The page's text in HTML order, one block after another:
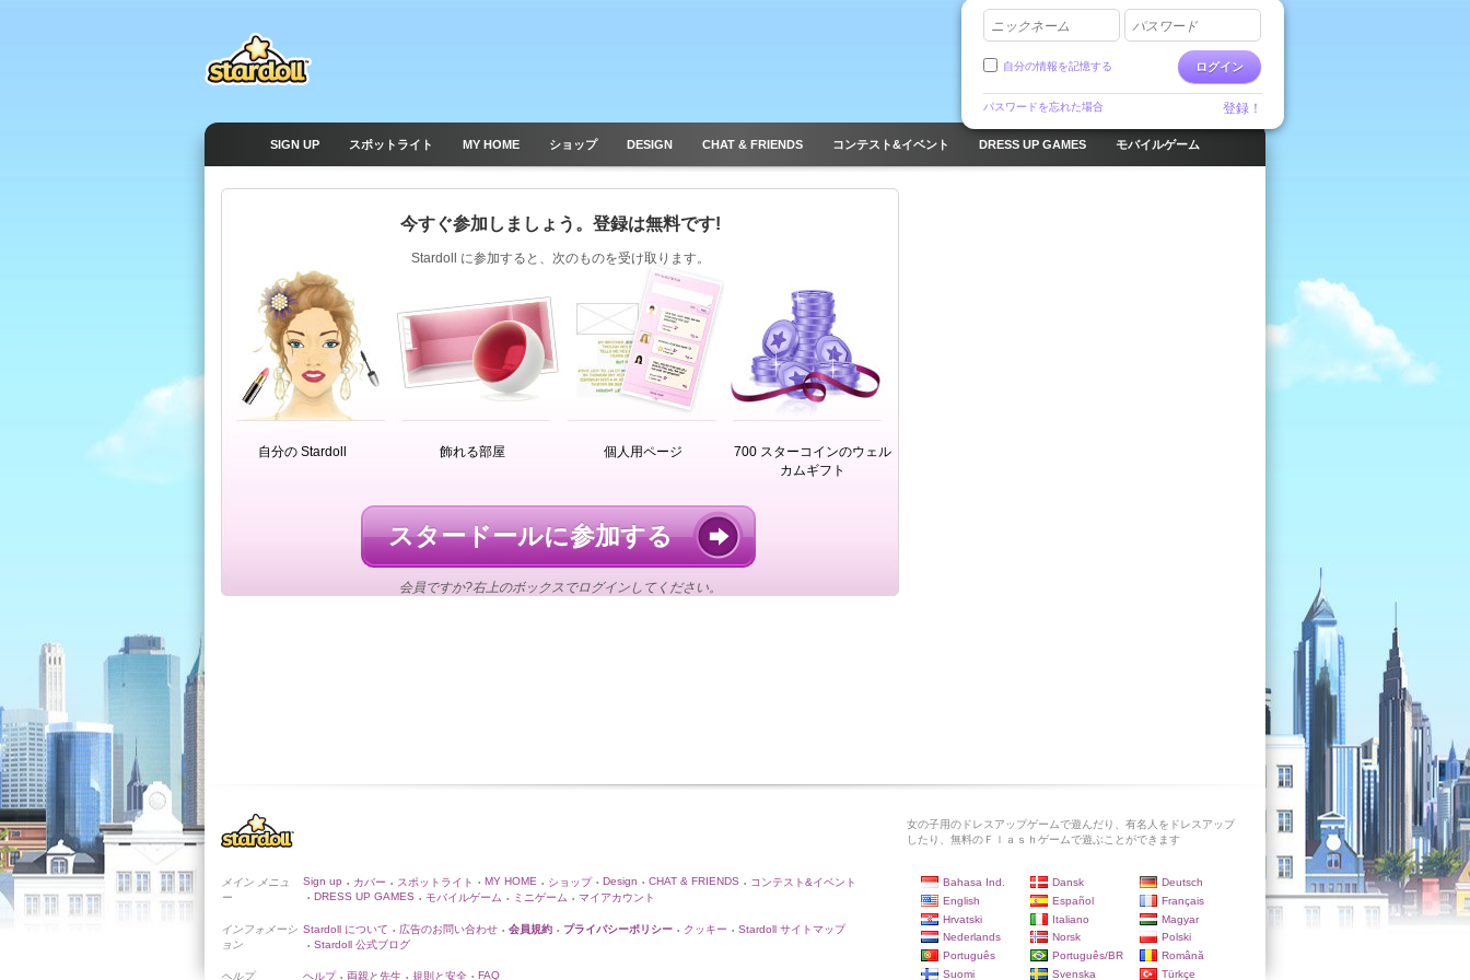
ニックネーム パスワード
ログイン
自分の情報を記憶する
パスワードを忘れた場合 登録！
SIGN UP スポットライト MY HOME ショップ DESIGN CHAT & FRIENDS コンテスト&イベント DRESS UP GAMES モバイルゲーム
今すぐ参加しましょう。登録は無料です!
Stardoll に参加すると、次のものを受け取ります。
自分の Stardoll 飾れる部屋 個人用ページ
700 スターコインのウェル
カムギフト
スタードールに参加する
会員ですか?右上のボックスでログインしてください。
女の子用のドレスアップゲームで遊んだり、有名人をドレスアップ
したり、無料のＦｌａｓｈゲームで遊ぶことができます
メイン メニュ
ー
Sign up • カバー • スポットライト • MY HOME • ショップ • Design • CHAT & FRIENDS • コンテスト&イベント
• DRESS UP GAMES • モバイルゲーム • ミニゲーム • マイアカウント
インフォメーシ
ョン
Stardoll について • 広告のお問い合わせ • 会員規約 • プライバシーポリシー • クッキー • Stardoll サイトマップ
• Stardoll 公式ブログ
ヘルプ ヘルプ • 両親と先生 • 規則と安全 • FAQ
Bahasa Ind. Dansk
Deutsch
English
Español
Français
Hrvatski
Italiano
Magyar
Nederlands
Norsk
Polski
Português
Português/BR
Română
Suomi
Svenska Türkçe